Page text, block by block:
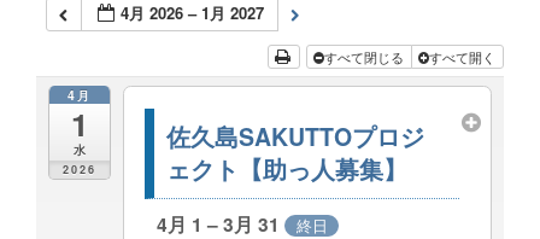
4月 2026 – 1月 2027
すべて閉じる すべて開く
4月
1
水
2026
佐久島SAKUTTOプロジ
ェクト【助っ人募集】
4月 1 – 3月 31 終日